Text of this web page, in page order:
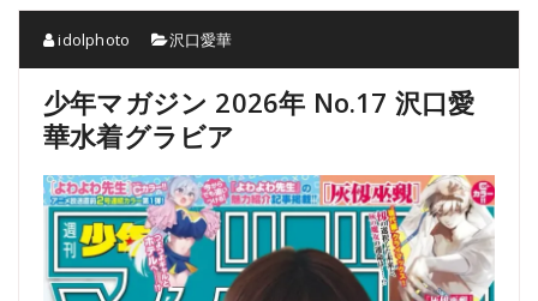
idolphoto 沢口愛華
少年マガジン 2026年 No.17 沢口愛
華水着グラビア